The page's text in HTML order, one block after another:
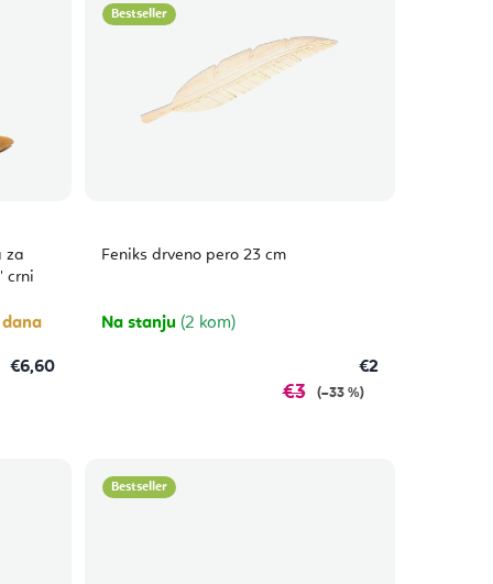
za
crni
€6,60
Bestseller
Feniks drveno pero 23 cm
Na stanju (2 kom)
€2
€3 (–33 %)
Bestseller